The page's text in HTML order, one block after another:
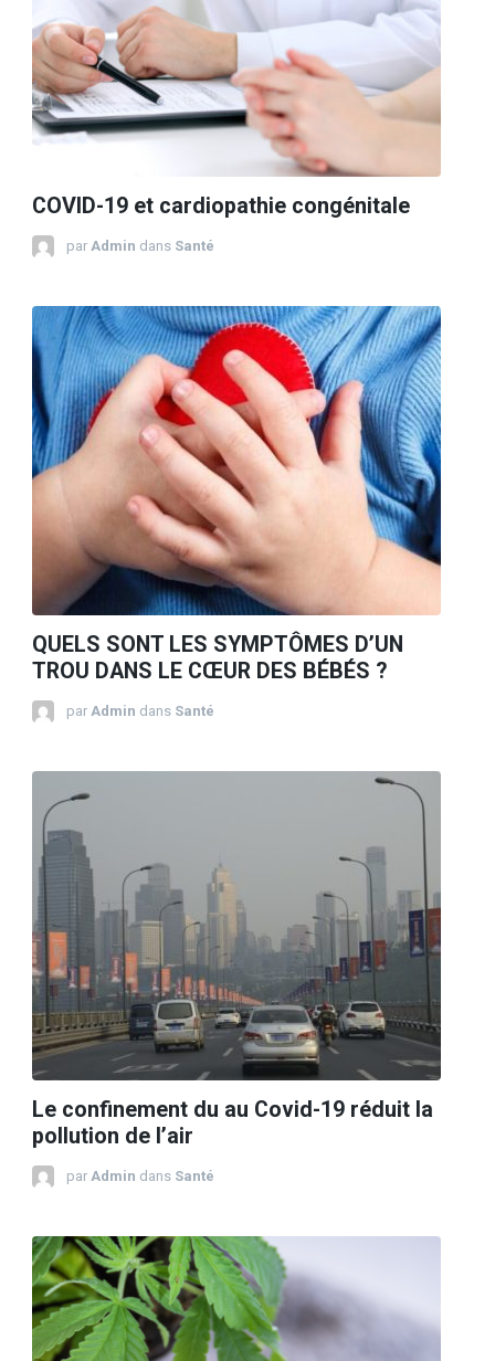
COVID-19 et cardiopathie congénitale
par Admin dans Santé
QUELS SONT LES SYMPTÔMES D’UN
TROU DANS LE CŒUR DES BÉBÉS ?
par Admin dans Santé
Le confinement du au Covid-19 réduit la
pollution de l’air
par Admin dans Santé